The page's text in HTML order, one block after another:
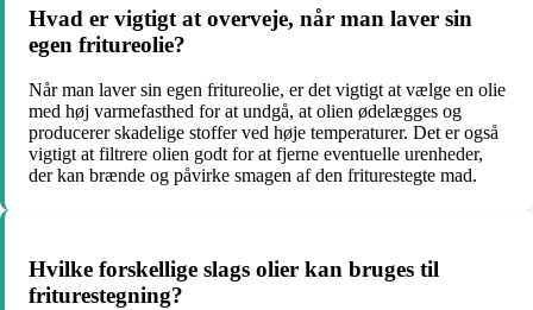
Hvad er vigtigt at overveje, når man laver sin
egen fritureolie?
Når man laver sin egen fritureolie, er det vigtigt at vælge en olie
med høj varmefasthed for at undgå, at olien ødelægges og
producerer skadelige stoffer ved høje temperaturer. Det er også
vigtigt at filtrere olien godt for at fjerne eventuelle urenheder,
der kan brænde og påvirke smagen af den friturestegte mad.
Hvilke forskellige slags olier kan bruges til
friturestegning?